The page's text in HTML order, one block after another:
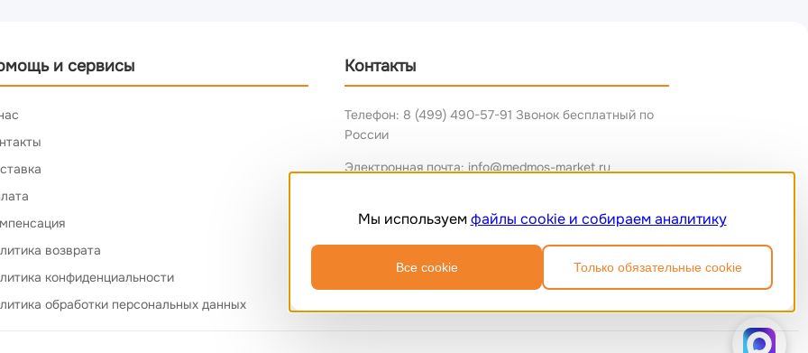
и сервисы
возврата
конфиденциальности
обработки персональных данных
Контакты
Телефон: 8 (499) 490-57-91 Звонок бесплатный по
России
Электронная почта: info@medmos-market.ru
Мы используемфайлы cookie и собираем аналитику
Все cookie Только обязательные cookie